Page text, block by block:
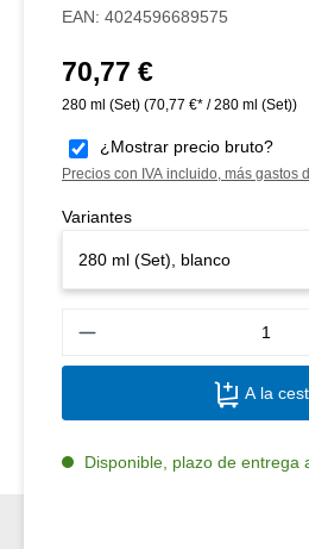
EAN: 4024596689575
Precio normal:
70,77 €
280 ml (Set) (70,77 €* / 280 ml (Set))
¿Mostrar precio bruto?
Precios con IVA incluido, más gastos
Variantes
A la
Disponible, plazo de entrega